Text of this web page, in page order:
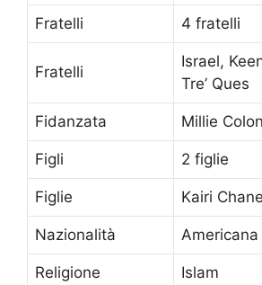
Fratelli 4 fratelli
Fratelli
Israel,
Tre’ Ques
Fidanzata Millie Colon
Figli 2 figlie
Figlie Kairi
Nazionalità Americana
Religione Islam